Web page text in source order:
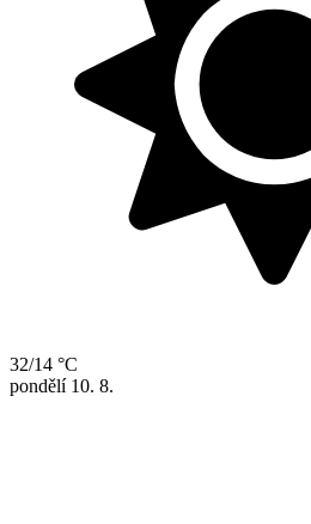
32/14 °C
pondělí 10. 8.